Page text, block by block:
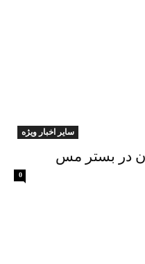
سایر اخبار ویژه
در بستر مس
0